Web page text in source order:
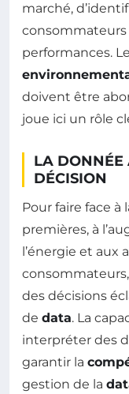
marché,
consommateurs
performances.
doivent être
joue ici un rôle
LA DONNÉE
DÉCISION
Pour faire face à
premières, à
l’énergie et aux
des décisions
de data. La
interpréter des
garantir la
gestion de la